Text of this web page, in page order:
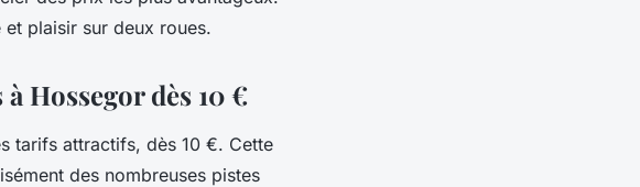
plaisir sur deux roues.
Hossegor dès 10 €
tarifs attractifs, dès 10 €. Cette
des nombreuses pistes